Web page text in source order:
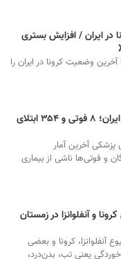
در ایران / افزایش بستری
وضعیت کرونا در ایران را
آخرین آمار کرونا در ایران؛ ۸ فوتی و ۳۵۴ ابتلای
آخرین آمار
و فوتی‌ها ناشی از بیماری
و آنفلوانزا در زمستان
آنفلوانزا، کرونا و بعضی
یعنی تب، بدن‌درد،